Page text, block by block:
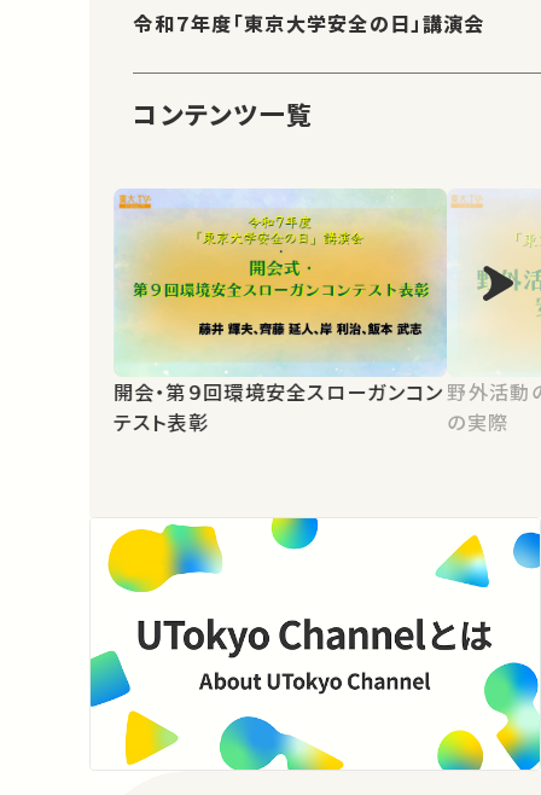
令和７年度「東京大学安全の日」講演会
コンテンツ一覧
開会・第９回環境安全スローガンコン
テスト表彰
野外活動
の実際